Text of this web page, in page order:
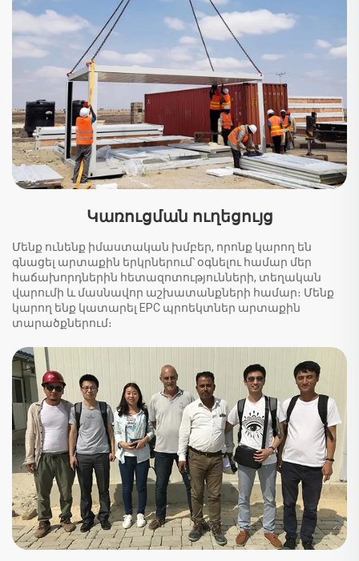
Կառուցման ուղեցույց
Մենք ունենք իմաստական խմբեր, որոնք կարող են
գնացել արտաքին երկրներում՝ օգնելու համար մեր
հաճախորդներին հետազոտությունների, տեղական
վարումի և մասնավոր աշխատանքների համար։ Մենք
կարող ենք կատարել EPC պրոեկտներ արտաքին
տարածքներում։